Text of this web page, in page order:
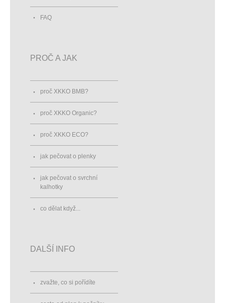
FAQ
PROČ A JAK
proč XKKO BMB?
proč XKKO Organic?
proč XKKO ECO?
jak pečovat o plenky
jak pečovat o svrchní
kalhotky
co dělat když...
DALŠÍ INFO
zvažte, co si pořídíte